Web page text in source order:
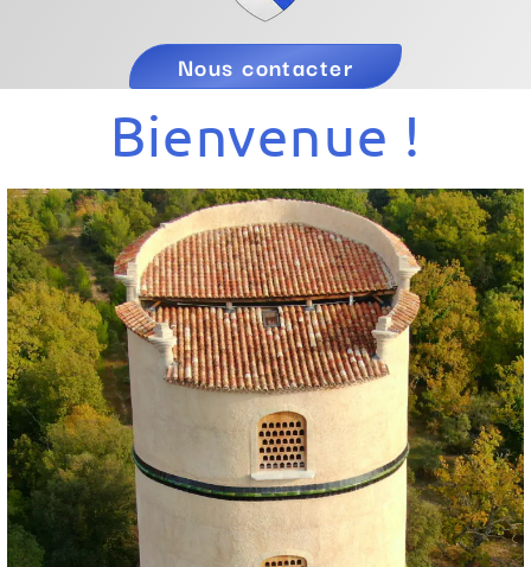
Nous contacter
Bienvenue !